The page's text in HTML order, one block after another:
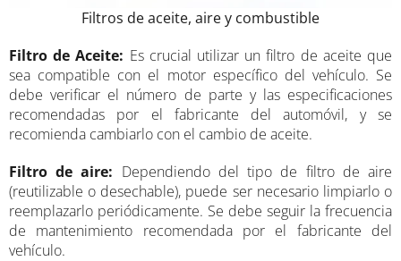
Filtros de aceite, aire y combustible
Filtro de Aceite: Es crucial utilizar un filtro de aceite que
sea compatible con el motor específico del vehículo. Se
debe verificar el número de parte y las especificaciones
recomendadas por el fabricante del automóvil, y se
recomienda cambiarlo con el cambio de aceite.
Filtro de aire: Dependiendo del tipo de filtro de aire
(reutilizable o desechable), puede ser necesario limpiarlo o
reemplazarlo periódicamente. Se debe seguir la frecuencia
de mantenimiento recomendada por el fabricante del
vehículo.